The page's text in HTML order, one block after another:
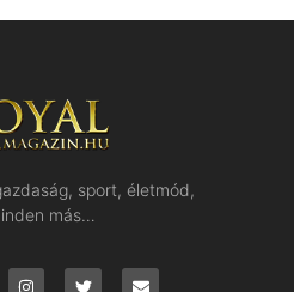
sport, életmód,
más…